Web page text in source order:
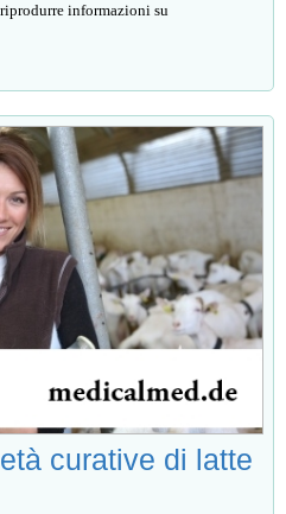
riprodurre informazioni su
curative di latte